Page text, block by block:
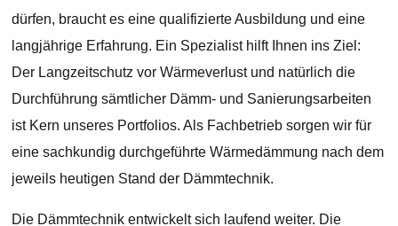
dürfen, braucht es eine qualifizierte Ausbildung und eine
langjährige Erfahrung. Ein Spezialist hilft Ihnen ins Ziel:
Der Langzeitschutz vor Wärmeverlust und natürlich die
Durchführung sämtlicher Dämm- und Sanierungsarbeiten
ist Kern unseres Portfolios. Als Fachbetrieb sorgen wir für
eine sachkundig durchgeführte Wärmedämmung nach dem
jeweils heutigen Stand der Dämmtechnik.
Die Dämmtechnik entwickelt sich laufend weiter. Die